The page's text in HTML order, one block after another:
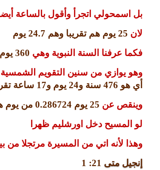
بل اسمحولي اتجرأ وأقول بالساعة
لان 25 يوم هم تقريبا وهم 24.7 يوم
فكما عرفنا السنة النبوية وهي 360
وهو يوازي من سنين التقويم
أي هو 476 سنة و24 يوم و17 ساعة
وينقص عن 25 يوم 0.286724 من يوم
لو المسيح دخل اورشليم ظهرا
وهذا لأنه اتي من المسيرة مرتجلا من
إنجيل متى 21: 1